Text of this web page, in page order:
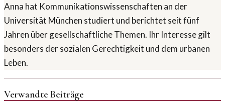
Anna hat Kommunikationswissenschaften an der
Universität München studiert und berichtet seit fünf
Jahren über gesellschaftliche Themen. Ihr Interesse gilt
besonders der sozialen Gerechtigkeit und dem urbanen
Leben.
Verwandte Beiträge